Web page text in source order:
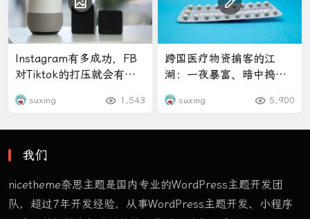
Instagram有多成功，FB
对Tiktok的打压就会有多
suxing 1,543
跨国医疗物资掮客的江
湖：一夜暴富、暗中捣鬼
suxing 5,900
我们
nicetheme奈思主题是国内专业的WordPress主题开发团
队，超过7年开发经验，从事WordPress主题开发、小程序